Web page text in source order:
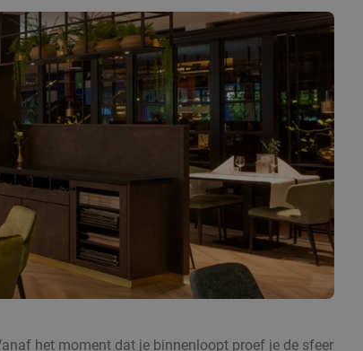
het moment dat je binnenloopt proef je de sfeer